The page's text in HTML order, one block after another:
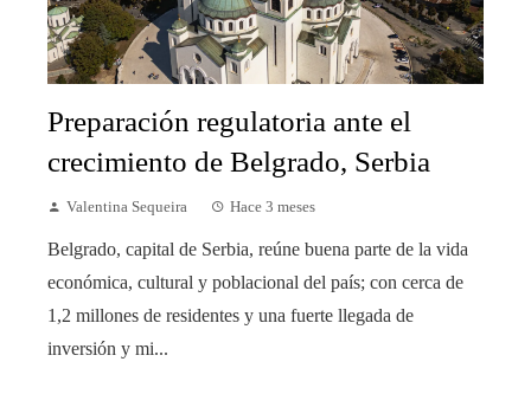
Preparación regulatoria ante el
crecimiento de Belgrado, Serbia
Valentina Sequeira Hace 3 meses
Belgrado, capital de Serbia, reúne buena parte de la vida
económica, cultural y poblacional del país; con cerca de
1,2 millones de residentes y una fuerte llegada de
inversión y mi...